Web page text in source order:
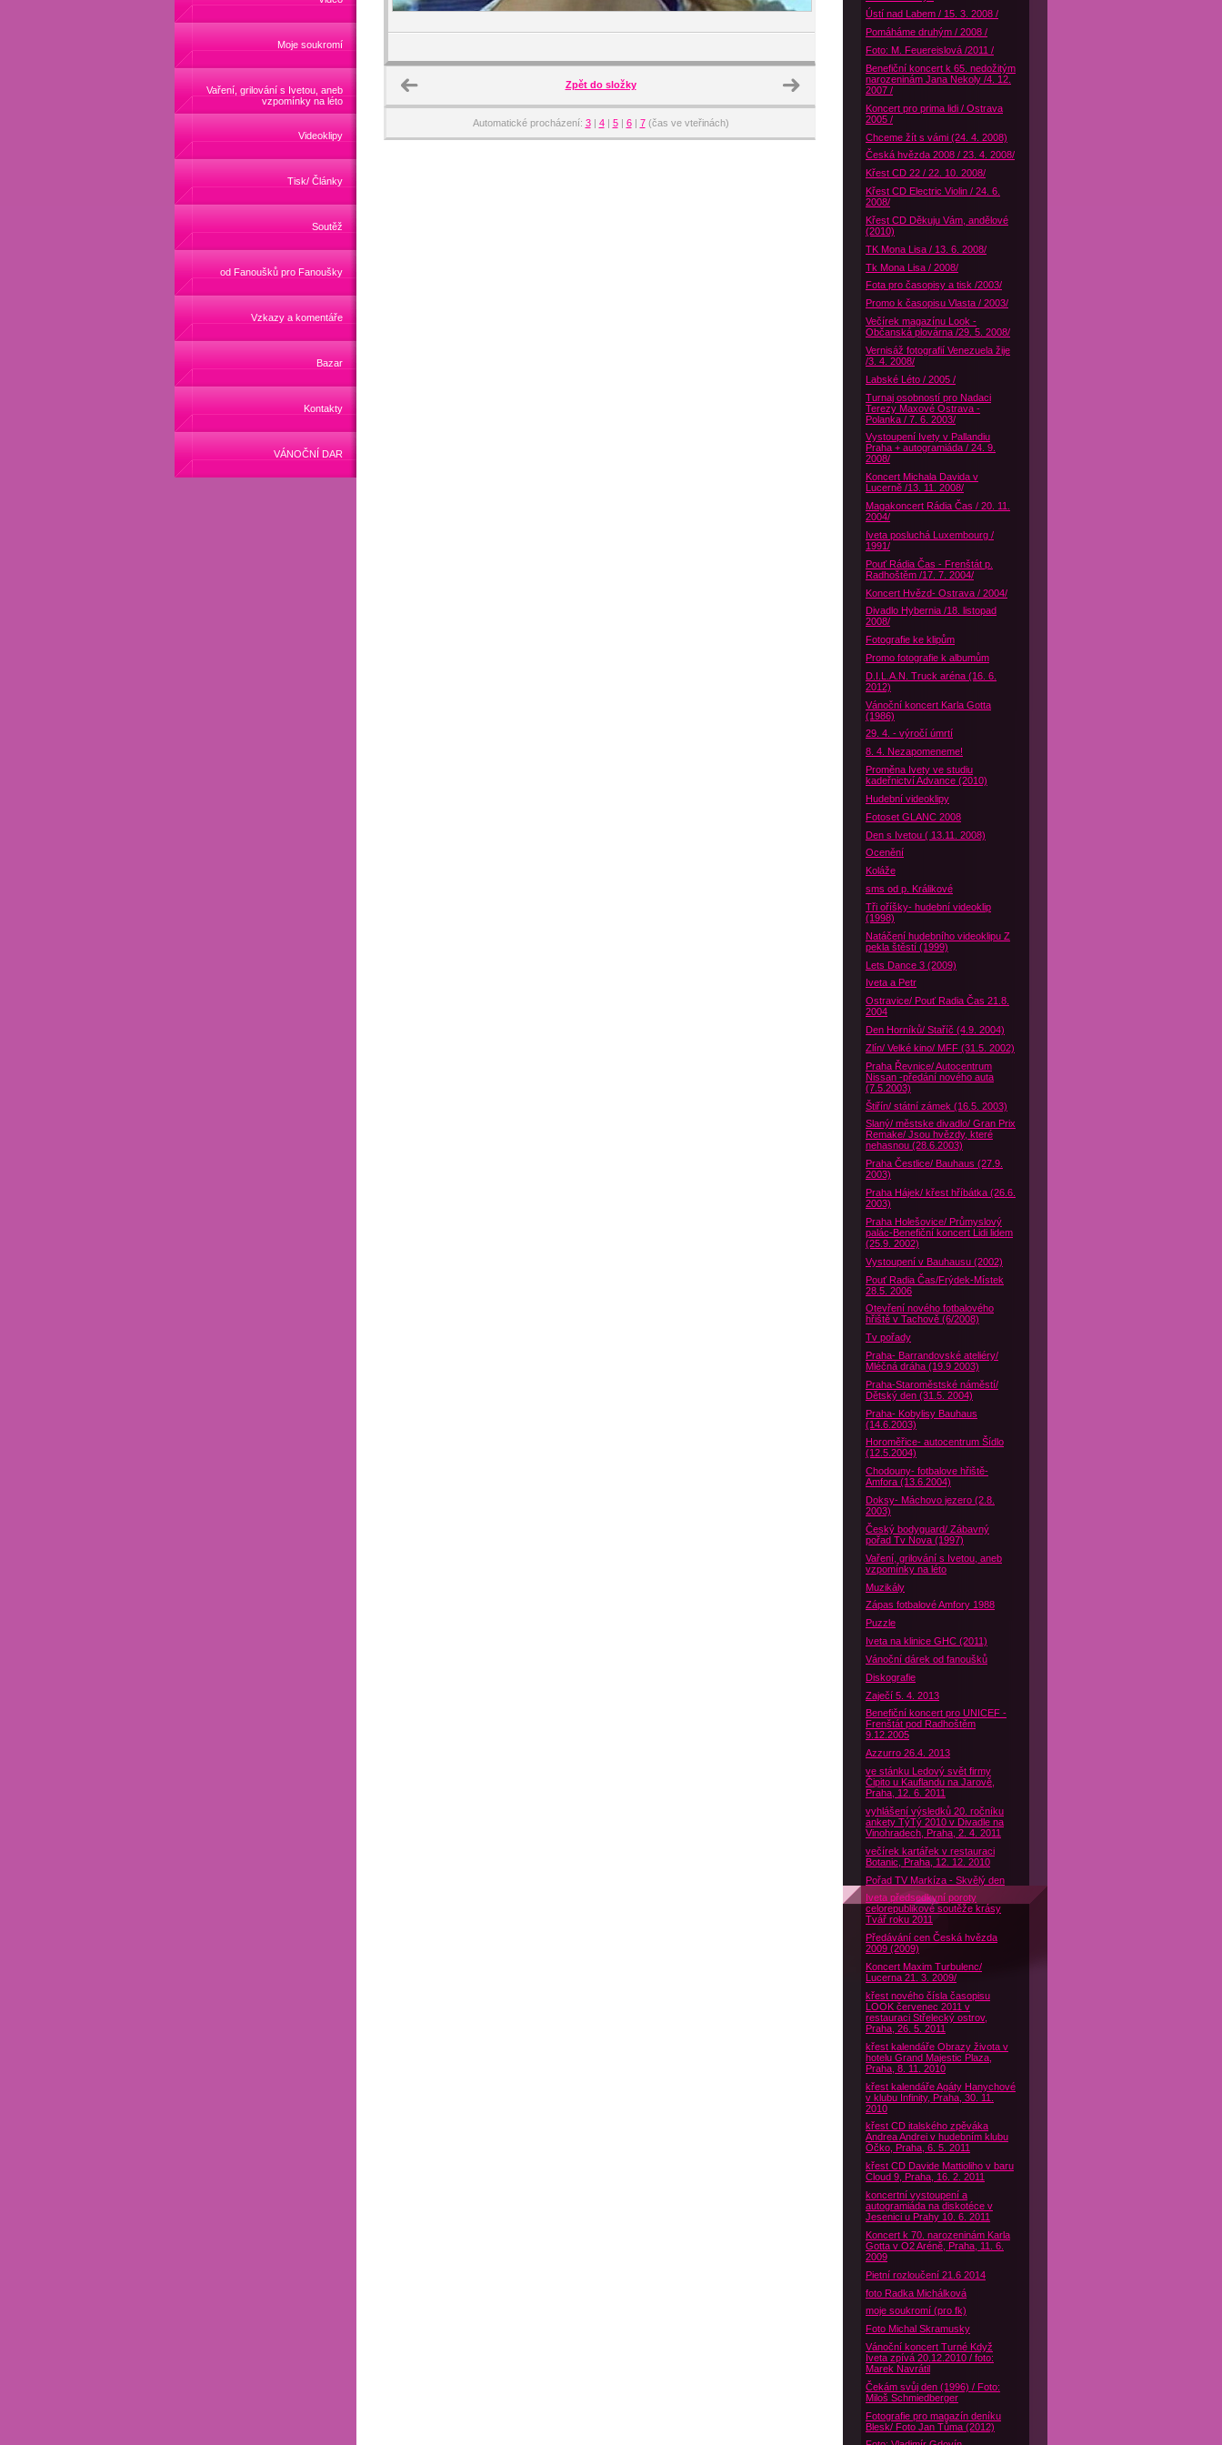
Moje soukromí
Vaření, grilování s Ivetou, aneb
vzpomínky na léto
Videoklipy
Tisk/ Články
Soutěž
od Fanoušků pro Fanoušky
Vzkazy a komentáře
Bazar
Kontakty
VÁNOČNÍ DAR
Zpět do složky
Automatické procházení: 3| 4| 5| 6| 7(čas ve vteřinách)
Ústí nad Labem / 15. 3. 2008 /
Pomáháme druhým / 2008 /
Foto: M. Feuereislová /2011 /
Benefiční koncert k 65. nedožitým
narozeninám Jana Nekoly /4. 12.
2007 /
Koncert pro prima lidi / Ostrava
2005 /
Chceme žít s vámi (24. 4. 2008)
Česká hvězda 2008 / 23. 4. 2008/
Křest CD 22 / 22. 10. 2008/
Křest CD Electric Violin / 24. 6.
2008/
Křest CD Děkuju Vám, andělové
(2010)
TK Mona Lisa / 13. 6. 2008/
Tk Mona Lisa / 2008/
Fota pro časopisy a tisk /2003/
Promo k časopisu Vlasta / 2003/
Večírek magazínu Look -
Občanská plovárna /29. 5. 2008/
Vernisáž fotografií Venezuela žije
/3. 4. 2008/
Labské Léto / 2005 /
Turnaj osobností pro Nadaci
Terezy Maxové Ostrava -
Polanka / 7. 6. 2003/
Vystoupení Ivety v Pallandiu
Praha + autogramiáda / 24. 9.
2008/
Koncert Michala Davida v
Lucerně /13. 11. 2008/
Magakoncert Rádia Čas / 20. 11.
2004/
Iveta posluchá Luxembourg /
1991/
Pouť Rádia Čas - Frenštát p.
Radhoštěm /17. 7. 2004/
Koncert Hvězd- Ostrava / 2004/
Divadlo Hybernia /18. listopad
2008/
Fotografie ke klipům
Promo fotografie k albumům
D.I.L.A.N. Truck aréna (16. 6.
2012)
Vánoční koncert Karla Gotta
(1986)
29. 4. - výročí úmrtí
8. 4. Nezapomeneme!
Proměna Ivety ve studiu
kadeřnictví Advance (2010)
Hudební videoklipy
Fotoset GLANC 2008
Den s Ivetou ( 13.11. 2008)
Ocenění
Koláže
sms od p. Králikové
Tři oříšky- hudební videoklip
(1998)
Natáčení hudebního videoklipu Z
pekla štěstí (1999)
Lets Dance 3 (2009)
Iveta a Petr
Ostravice/ Pouť Radia Čas 21.8.
2004
Den Horníků/ Staříč (4.9. 2004)
Zlín/ Velké kino/ MFF (31.5. 2002)
Praha Řevnice/ Autocentrum
Nissan -předání nového auta
(7.5.2003)
Štiřín/ státní zámek (16.5. 2003)
Slaný/ městske divadlo/ Gran Prix
Remake/ Jsou hvězdy, které
nehasnou (28.6.2003)
Praha Čestlice/ Bauhaus (27.9.
2003)
Praha Hájek/ křest hříbátka (26.6.
2003)
Praha Holešovice/ Průmyslový
palác-Benefiční koncert Lidi lidem
(25.9. 2002)
Vystoupení v Bauhausu (2002)
Pouť Radia Čas/Frýdek-Místek
28.5. 2006
Otevření nového fotbalového
hřiště v Tachově (6/2008)
Tv pořady
Praha- Barrandovské ateliéry/
Mléčná dráha (19.9 2003)
Praha-Staroměstské náměstí/
Dětský den (31.5. 2004)
Praha- Kobylisy Bauhaus
(14.6.2003)
Horoměřice- autocentrum Šídlo
(12.5.2004)
Chodouny- fotbalove hřiště-
Amfora (13.6.2004)
Doksy- Máchovo jezero (2.8.
2003)
Český bodyguard/ Zábavný
pořad Tv Nova (1997)
Vaření, grilování s Ivetou, aneb
vzpomínky na léto
Muzikály
Zápas fotbalové Amfory 1988
Puzzle
Iveta na klinice GHC (2011)
Vánoční dárek od fanoušků
Diskografie
Zaječí 5. 4. 2013
Benefiční koncert pro UNICEF -
Frenštát pod Radhoštěm
9.12.2005
Azzurro 26.4. 2013
ve stánku Ledový svět firmy
Čipito u Kauflandu na Jarově,
Praha, 12. 6. 2011
vyhlášení výsledků 20. ročníku
ankety TýTý 2010 v Divadle na
Vinohradech, Praha, 2. 4. 2011
večírek kartářek v restauraci
Botanic, Praha, 12. 12. 2010
Pořad TV Markíza - Skvělý den
Iveta předsedkyní poroty
celorepublikové soutěže krásy
Tvář roku 2011
Předávání cen Česká hvězda
2009 (2009)
Koncert Maxim Turbulenc/
Lucerna 21. 3. 2009/
křest nového čísla časopisu
LOOK červenec 2011 v
restauraci Střelecký ostrov,
Praha, 26. 5. 2011
křest kalendáře Obrazy života v
hotelu Grand Majestic Plaza,
Praha, 8. 11. 2010
křest kalendáře Agáty Hanychové
v klubu Infinity, Praha, 30. 11.
2010
křest CD italského zpěváka
Andrea Andrei v hudebním klubu
Óčko, Praha, 6. 5. 2011
křest CD Davide Mattioliho v baru
Cloud 9, Praha, 16. 2. 2011
koncertní vystoupení a
autogramiáda na diskotéce v
Jesenici u Prahy 10. 6. 2011
Koncert k 70. narozeninám Karla
Gotta v O2 Aréně, Praha, 11. 6.
2009
Pietní rozloučení 21.6 2014
foto Radka Michálková
moje soukromí (pro fk)
Foto Michal Skramusky
Vánoční koncert Turné Když
Iveta zpívá 20.12.2010 / foto:
Marek Navrátil
Čekám svůj den (1996) / Foto:
Miloš Schmiedberger
Fotografie pro magazín deníku
Blesk/ Foto Jan Tůma (2012)